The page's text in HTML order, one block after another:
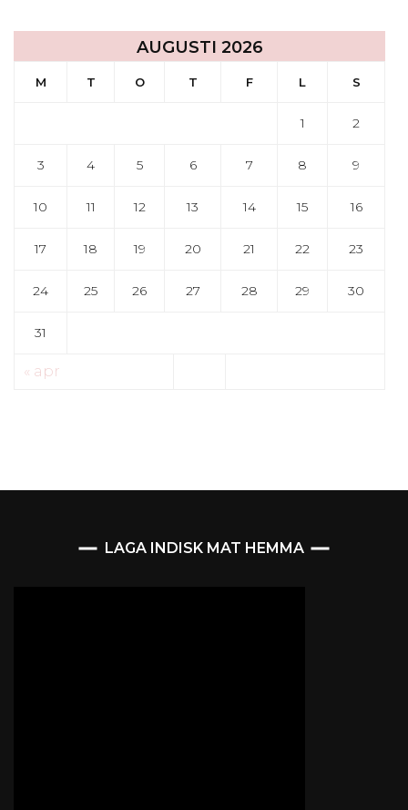
AUGUSTI 2026
M T O T F L S
1 2
3 4 5 6 7 8 9
10 11 12 13 14 15 16
17 18 19 20 21 22 23
24 25 26 27 28 29 30
31
« apr
LAGA INDISK MAT HEMMA